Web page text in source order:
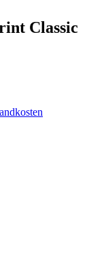
Classic